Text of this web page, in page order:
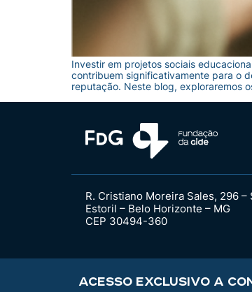
Investir em projetos sociais
contribuem significativamente para o
reputação. Neste blog, exploraremos
R. Cristiano Moreira Sales, 296 –
Estoril – Belo Horizonte – MG
CEP 30494-360
ACESSO EXCLUSIVO A